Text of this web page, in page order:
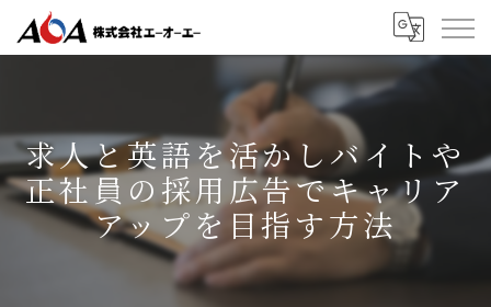
求人と英語を活かしバイトや
正社員の採用広告でキャリア
アップを目指す方法